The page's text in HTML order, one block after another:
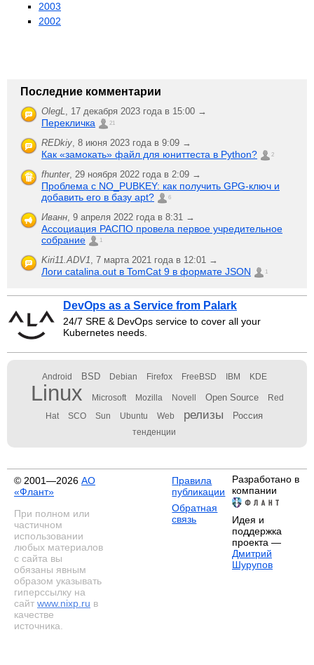
2003
2002
Последние комментарии
OlegL, 17 декабря 2023 года в 15:00 →
Перекличка 21
REDkiy, 8 июня 2023 года в 9:09 →
Как «замокать» файл для юниттеста в Python? 2
fhunter, 29 ноября 2022 года в 2:09 →
Проблема с NO_PUBKEY: как получить GPG-ключ и
добавить его в базу apt?
6
Иванн, 9 апреля 2022 года в 8:31 →
Ассоциация РАСПО провела первое учредительное
собрание
1
Kiri11.ADV1, 7 марта 2021 года в 12:01 →
Логи catalina.out в TomCat 9 в формате JSON 1
DevOps as a Service from Palark
24/7 SRE & DevOps service to cover all your
Kubernetes needs.
Android BSD Debian Firefox FreeBSD IBM KDE
Linux Microsoft Mozilla Novell Open Source Red
Hat SCO Sun Ubuntu Web релизы Россия
тенденции
© 2001—2026 АО
«Флант»
При полном или
частичном
использовании
любых материалов
с сайта вы
обязаны явным
образом указывать
гиперссылку на
сайт www.nixp.ru в
качестве
источника.
Правила
публикации
Обратная
связь
Разработано в
компании
Идея и
поддержка
проекта —
Дмитрий
Шурупов